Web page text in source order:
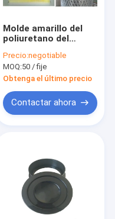
Molde amarillo del
poliuretano del
elemento del filtro de
aire
Precio:negotiable
MOQ:50 / fije
Obtenga el último precio
Contactar ahora